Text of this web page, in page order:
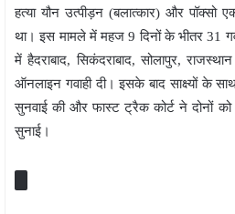
हत्या यौन उत्पीड़न (बलात्कार) और पॉक्सो
था। इस मामले में महज 9 दिनों के भीतर 31
में हैदराबाद, सिकंदराबाद, सोलापुर,
ऑनलाइन गवाही दी। इसके बाद साक्ष्यों के
सुनवाई की और फास्ट ट्रैक कोर्ट ने दोनों को
सुनाई।